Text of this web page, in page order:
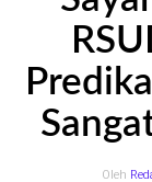
Oleh